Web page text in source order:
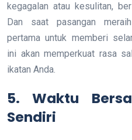
kegagalan atau kesulitan,
Dan saat pasangan
pertama untuk memberi
ini akan memperkuat rasa
ikatan Anda.
5. Waktu
Sendiri